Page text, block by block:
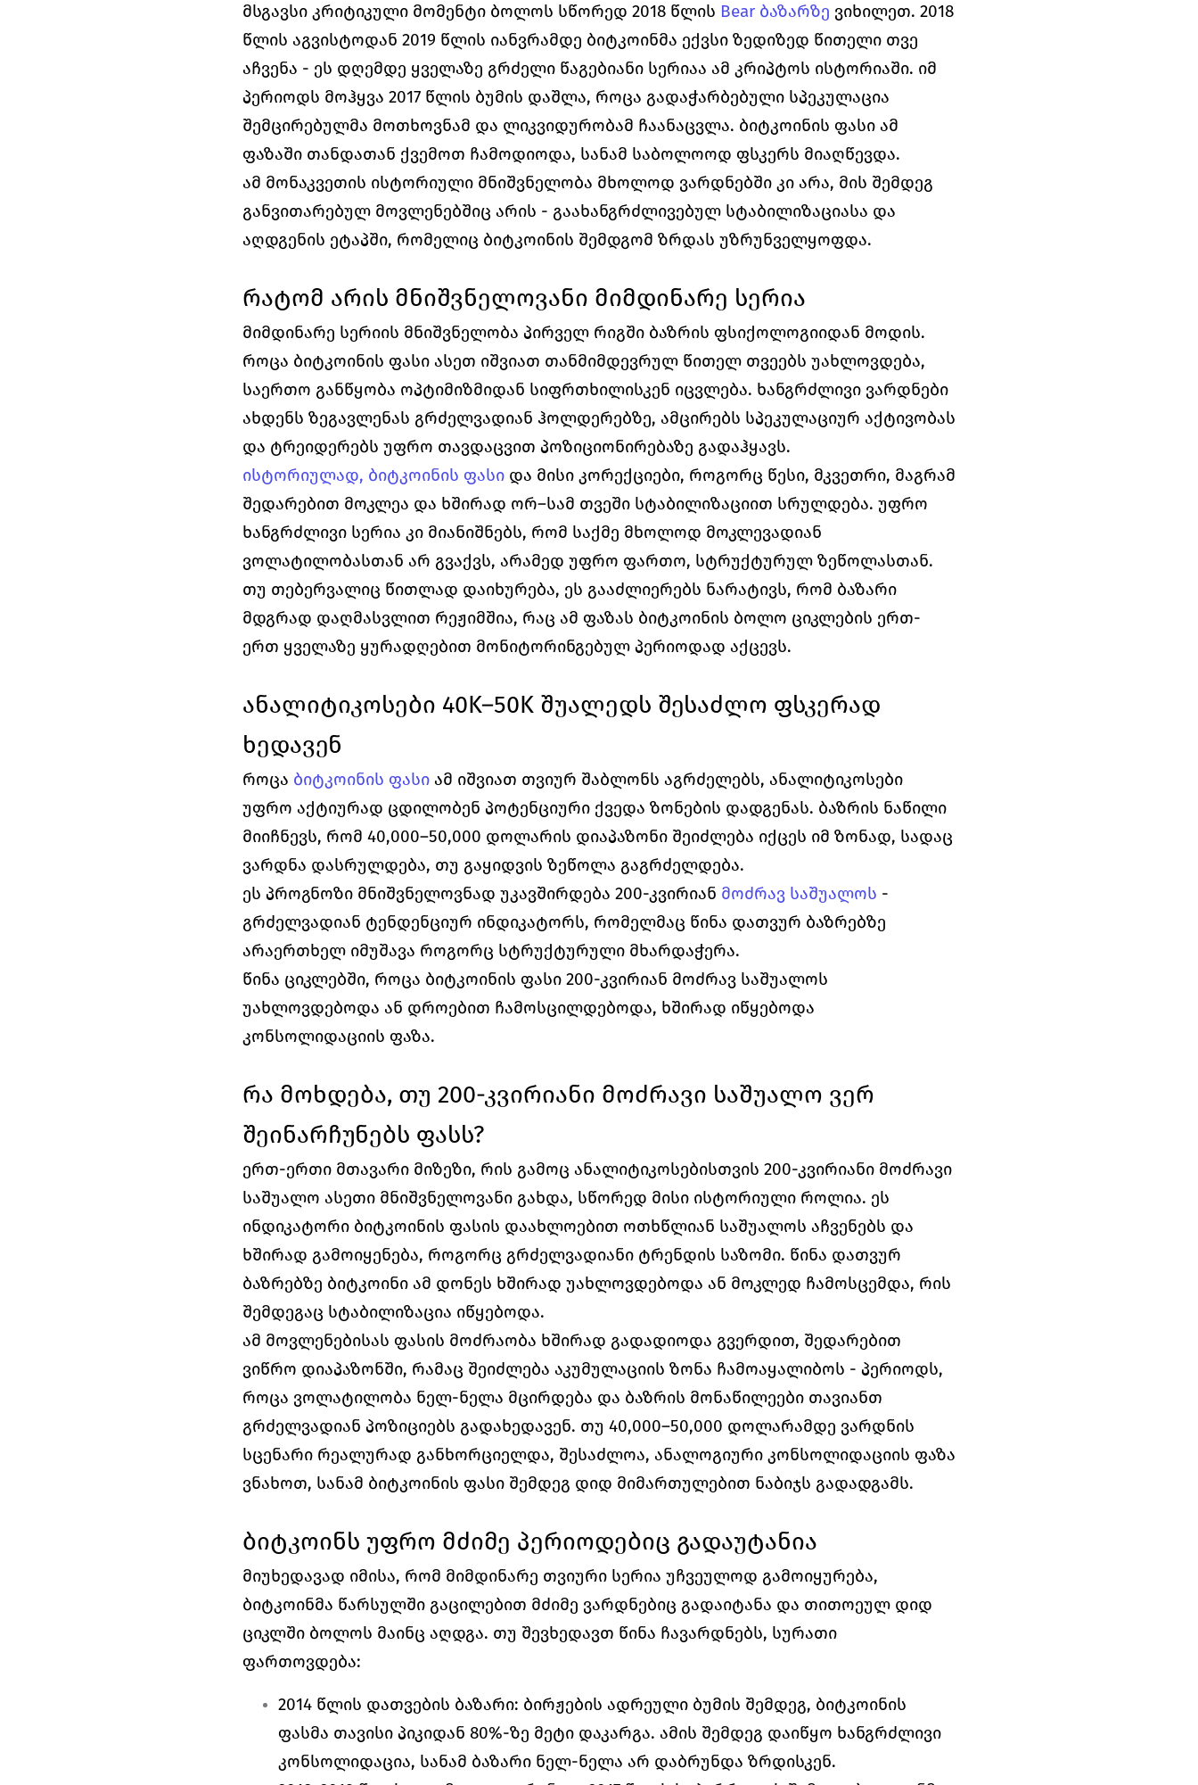
მსგავსი კრიტიკული მომენტი ბოლოს სწორედ 2018 წლის Bear ბაზარზე ვიხილეთ. 2018
წლის აგვისტოდან 2019 წლის იანვრამდე ბიტკოინმა ექვსი ზედიზედ წითელი თვე
აჩვენა - ეს დღემდე ყველაზე გრძელი წაგებიანი სერიაა ამ კრიპტოს ისტორიაში. იმ
პერიოდს მოჰყვა 2017 წლის ბუმის დაშლა, როცა გადაჭარბებული სპეკულაცია
შემცირებულმა მოთხოვნამ და ლიკვიდურობამ ჩაანაცვლა. ბიტკოინის ფასი ამ
ფაზაში თანდათან ქვემოთ ჩამოდიოდა, სანამ საბოლოოდ ფსკერს მიაღწევდა.
ამ მონაკვეთის ისტორიული მნიშვნელობა მხოლოდ ვარდნებში კი არა, მის შემდეგ
განვითარებულ მოვლენებშიც არის - გაახანგრძლივებულ სტაბილიზაციასა და
აღდგენის ეტაპში, რომელიც ბიტკოინის შემდგომ ზრდას უზრუნველყოფდა.
რატომ არის მნიშვნელოვანი მიმდინარე სერია
მიმდინარე სერიის მნიშვნელობა პირველ რიგში ბაზრის ფსიქოლოგიიდან მოდის.
როცა ბიტკოინის ფასი ასეთ იშვიათ თანმიმდევრულ წითელ თვეებს უახლოვდება,
საერთო განწყობა ოპტიმიზმიდან სიფრთხილისკენ იცვლება. ხანგრძლივი ვარდნები
ახდენს ზეგავლენას გრძელვადიან ჰოლდერებზე, ამცირებს სპეკულაციურ აქტივობას
და ტრეიდერებს უფრო თავდაცვით პოზიციონირებაზე გადაჰყავს.
ისტორიულად, ბიტკოინის ფასი და მისი კორექციები, როგორც წესი, მკვეთრი, მაგრამ
შედარებით მოკლეა და ხშირად ორ–სამ თვეში სტაბილიზაციით სრულდება. უფრო
ხანგრძლივი სერია კი მიანიშნებს, რომ საქმე მხოლოდ მოკლევადიან
ვოლატილობასთან არ გვაქვს, არამედ უფრო ფართო, სტრუქტურულ ზეწოლასთან.
თუ თებერვალიც წითლად დაიხურება, ეს გააძლიერებს ნარატივს, რომ ბაზარი
მდგრად დაღმასვლით რეჟიმშია, რაც ამ ფაზას ბიტკოინის ბოლო ციკლების ერთ-
ერთ ყველაზე ყურადღებით მონიტორინგებულ პერიოდად აქცევს.
ანალიტიკოსები 40K–50K შუალედს შესაძლო ფსკერად
ხედავენ
როცა ბიტკოინის ფასი ამ იშვიათ თვიურ შაბლონს აგრძელებს, ანალიტიკოსები
უფრო აქტიურად ცდილობენ პოტენციური ქვედა ზონების დადგენას. ბაზრის ნაწილი
მიიჩნევს, რომ 40,000–50,000 დოლარის დიაპაზონი შეიძლება იქცეს იმ ზონად, სადაც
ვარდნა დასრულდება, თუ გაყიდვის ზეწოლა გაგრძელდება.
ეს პროგნოზი მნიშვნელოვნად უკავშირდება 200-კვირიან მოძრავ საშუალოს -
გრძელვადიან ტენდენციურ ინდიკატორს, რომელმაც წინა დათვურ ბაზრებზე
არაერთხელ იმუშავა როგორც სტრუქტურული მხარდაჭერა.
წინა ციკლებში, როცა ბიტკოინის ფასი 200-კვირიან მოძრავ საშუალოს
უახლოვდებოდა ან დროებით ჩამოსცილდებოდა, ხშირად იწყებოდა
კონსოლიდაციის ფაზა.
რა მოხდება, თუ 200-კვირიანი მოძრავი საშუალო ვერ
შეინარჩუნებს ფასს?
ერთ-ერთი მთავარი მიზეზი, რის გამოც ანალიტიკოსებისთვის 200-კვირიანი მოძრავი
საშუალო ასეთი მნიშვნელოვანი გახდა, სწორედ მისი ისტორიული როლია. ეს
ინდიკატორი ბიტკოინის ფასის დაახლოებით ოთხწლიან საშუალოს აჩვენებს და
ხშირად გამოიყენება, როგორც გრძელვადიანი ტრენდის საზომი. წინა დათვურ
ბაზრებზე ბიტკოინი ამ დონეს ხშირად უახლოვდებოდა ან მოკლედ ჩამოსცემდა, რის
შემდეგაც სტაბილიზაცია იწყებოდა.
ამ მოვლენებისას ფასის მოძრაობა ხშირად გადადიოდა გვერდით, შედარებით
ვიწრო დიაპაზონში, რამაც შეიძლება აკუმულაციის ზონა ჩამოაყალიბოს - პერიოდს,
როცა ვოლატილობა ნელ-ნელა მცირდება და ბაზრის მონაწილეები თავიანთ
გრძელვადიან პოზიციებს გადახედავენ. თუ 40,000–50,000 დოლარამდე ვარდნის
სცენარი რეალურად განხორციელდა, შესაძლოა, ანალოგიური კონსოლიდაციის ფაზა
ვნახოთ, სანამ ბიტკოინის ფასი შემდეგ დიდ მიმართულებით ნაბიჯს გადადგამს.
ბიტკოინს უფრო მძიმე პერიოდებიც გადაუტანია
მიუხედავად იმისა, რომ მიმდინარე თვიური სერია უჩვეულოდ გამოიყურება,
ბიტკოინმა წარსულში გაცილებით მძიმე ვარდნებიც გადაიტანა და თითოეულ დიდ
ციკლში ბოლოს მაინც აღდგა. თუ შევხედავთ წინა ჩავარდნებს, სურათი
ფართოვდება:
2014 წლის დათვების ბაზარი: ბირჟების ადრეული ბუმის შემდეგ, ბიტკოინის
ფასმა თავისი პიკიდან 80%-ზე მეტი დაკარგა. ამის შემდეგ დაიწყო ხანგრძლივი
კონსოლიდაცია, სანამ ბაზარი ნელ-ნელა არ დაბრუნდა ზრდისკენ.